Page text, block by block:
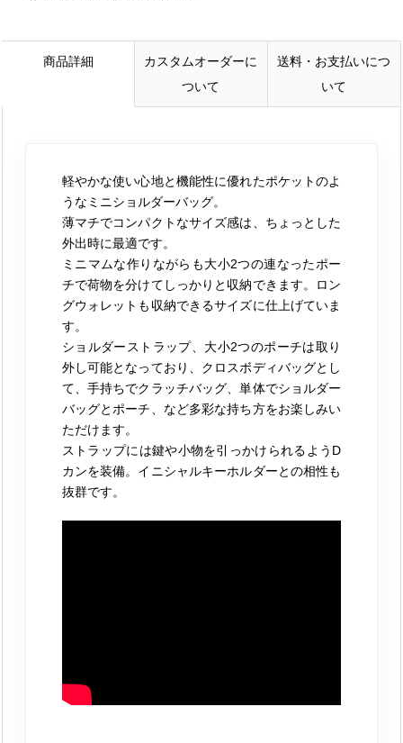
商品詳細
カスタムオーダーに
ついて
送料・お支払いにつ
いて
軽やかな使い心地と機能性に優れたポケットのよ
うなミニショルダーバッグ。
薄マチでコンパクトなサイズ感は、ちょっとした
外出時に最適です。
ミニマムな作りながらも大小2つの連なったポー
チで荷物を分けてしっかりと収納できます。ロン
グウォレットも収納できるサイズに仕上げていま
す。
ショルダーストラップ、大小2つのポーチは取り
外し可能となっており、クロスボディバッグとし
て、手持ちでクラッチバッグ、単体でショルダー
バッグとポーチ、など多彩な持ち方をお楽しみい
ただけます。
ストラップには鍵や小物を引っかけられるようD
カンを装備。 イニシャルキーホルダーとの相性も
抜群です。